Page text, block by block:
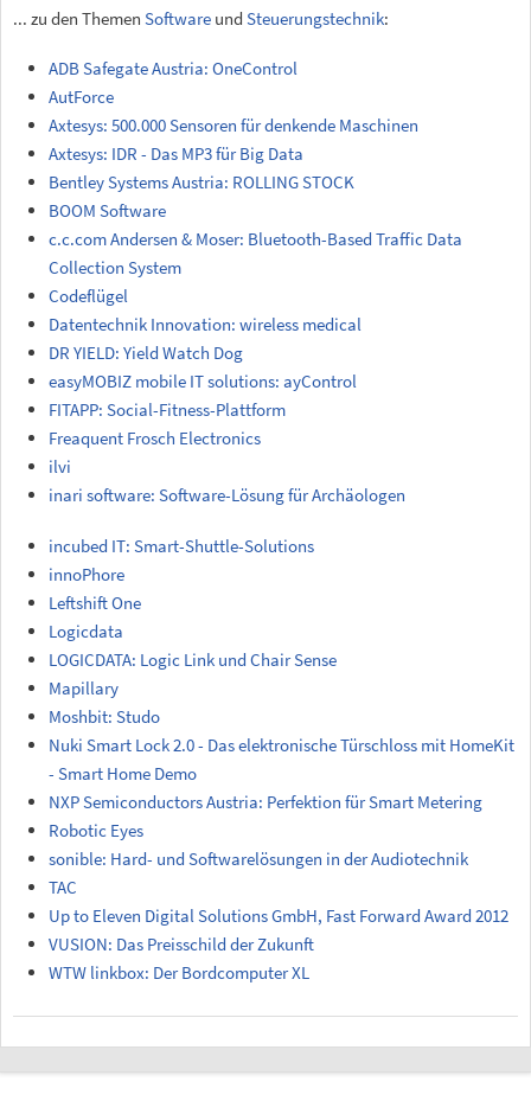
... zu den Themen Software und Steuerungstechnik:
ADB Safegate Austria: OneControl
AutForce
Axtesys: 500.000 Sensoren für denkende Maschinen
Axtesys: IDR - Das MP3 für Big Data
Bentley Systems Austria: ROLLING STOCK
BOOM Software
c.c.com Andersen & Moser: Bluetooth-Based Traffic Data
Collection System
Codeflügel
Datentechnik Innovation: wireless medical
DR YIELD: Yield Watch Dog
easyMOBIZ mobile IT solutions: ayControl
FITAPP: Social-Fitness-Plattform
Freaquent Frosch Electronics
ilvi
inari software: Software-Lösung für Archäologen
incubed IT: Smart-Shuttle-Solutions
innoPhore
Leftshift One
Logicdata
LOGICDATA: Logic Link und Chair Sense
Mapillary
Moshbit: Studo
Nuki Smart Lock 2.0 - Das elektronische Türschloss mit HomeKit
- Smart Home Demo
NXP Semiconductors Austria: Perfektion für Smart Metering
Robotic Eyes
sonible: Hard- und Softwarelösungen in der Audiotechnik
TAC
Up to Eleven Digital Solutions GmbH, Fast Forward Award 2012
VUSION: Das Preisschild der Zukunft
WTW linkbox: Der Bordcomputer XL